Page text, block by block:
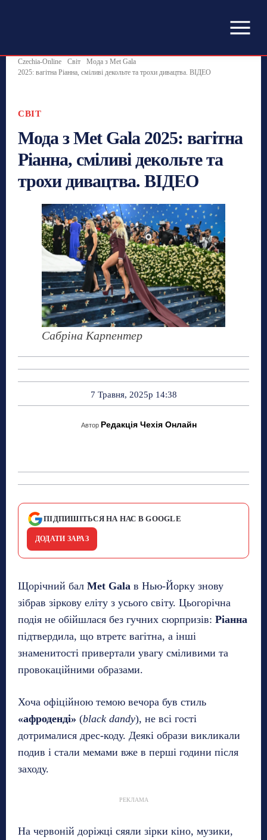
Czechia-Online Світ
Мода з Met Gala
2025: вагітна Ріанна, сміливі декольте та трохи дивацтва. ВІДЕО
СВІТ
Мода з Met Gala 2025: вагітна
Ріанна, сміливі декольте та
трохи дивацтва. ВІДЕО
Сабріна Карпентер
7 Травня, 2025р 14:38
Автор Редакція Чехія Онлайн
ПІДПИШІТЬСЯ НА НАС В GOOGLE
ДОДАТИ ЗАРАЗ
Щорічний бал Met Gala в Нью-Йорку знову
зібрав зіркову еліту з усього світу. Цьогорічна
подія не обійшлася без гучних сюрпризів: Ріанна
підтвердила, що втретє вагітна, а інші
знаменитості привертали увагу сміливими та
провокаційними образами.
Хоча офіційною темою вечора був стиль
«афроденді» (black dandy), не всі гості
дотрималися дрес-коду. Деякі образи викликали
подив і стали мемами вже в перші години після
заходу.
РЕКЛАМА
На червоній доріжці сяяли зірки кіно, музики,